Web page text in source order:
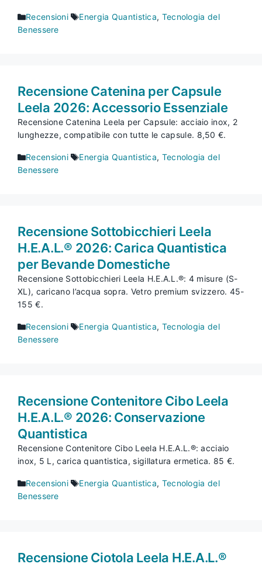
Categorie
Recensioni Tag
Energia Quantistica, Tecnologia del
Benessere
Recensione Catenina per Capsule
Leela 2026: Accessorio Essenziale
Recensione Catenina Leela per Capsule: acciaio inox, 2
lunghezze, compatibile con tutte le capsule. 8,50 €.
Categorie
Recensioni Tag
Energia Quantistica, Tecnologia del
Benessere
Recensione Sottobicchieri Leela
H.E.A.L.® 2026: Carica Quantistica
per Bevande Domestiche
Recensione Sottobicchieri Leela H.E.A.L.®: 4 misure (S-
XL), caricano l’acqua sopra. Vetro premium svizzero. 45-
155 €.
Categorie
Recensioni Tag
Energia Quantistica, Tecnologia del
Benessere
Recensione Contenitore Cibo Leela
H.E.A.L.® 2026: Conservazione
Quantistica
Recensione Contenitore Cibo Leela H.E.A.L.®: acciaio
inox, 5 L, carica quantistica, sigillatura ermetica. 85 €.
Categorie
Recensioni Tag
Energia Quantistica, Tecnologia del
Benessere
Recensione Ciotola Leela H.E.A.L.®